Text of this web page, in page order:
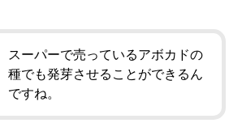
スーパーで売っているアボカドの
種でも発芽させることができるん
ですね。